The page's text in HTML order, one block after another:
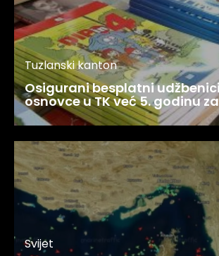
Tuzlanski kanton
Osigurani besplatni
osnovce u TK već 5. godinu
Svijet